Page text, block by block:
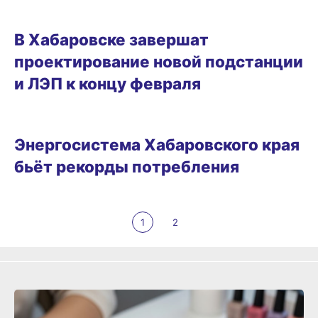
В Хабаровске завершат
проектирование новой подстанции
и ЛЭП к концу февраля
Энергосистема Хабаровского края
бьёт рекорды потребления
1 2